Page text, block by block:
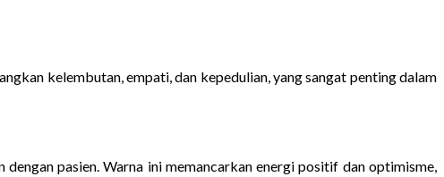
kelembutan, empati, dan kepedulian, yang sangat penting dalam
pasien. Warna ini memancarkan energi positif dan optimisme,